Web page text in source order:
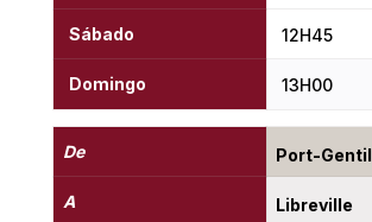
Sábado
Domingo
12H45
13H00
De
A
Port-Gentil
Libreville